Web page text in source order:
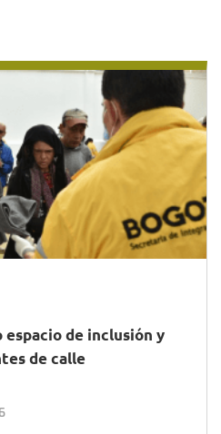
de inclusión y
de calle